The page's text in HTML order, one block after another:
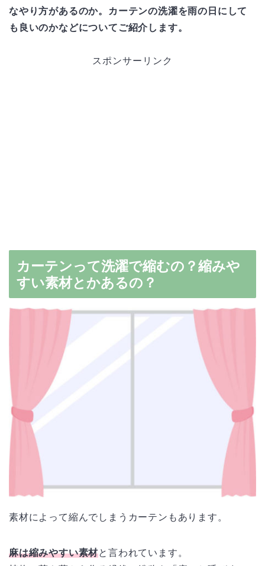
なやり方があるのか。カーテンの洗濯を雨の日にして
も良いのかなどについてご紹介します。
スポンサーリンク
カーテンって洗濯で縮むの？縮みや
すい素材とかあるの？
素材によって縮んでしまうカーテンもあります。
麻は縮みやすい素材と言われています。